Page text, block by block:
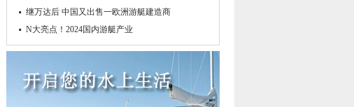
继万达后 中国又出售一欧洲游艇建造商
N大亮点！2024国内游艇产业